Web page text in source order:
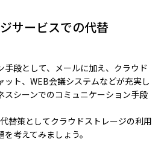
サービスでの代替
段として、メールに加え、クラウド
ット、WEB会議システムなどが充実し
スシーンでのコミュニケーション手段
替策としてクラウドストレージの利用
考えてみましょう。